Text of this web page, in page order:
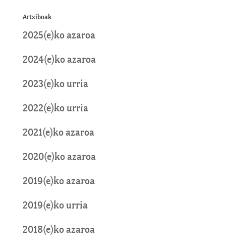
Artxiboak
2025(e)ko azaroa
2024(e)ko azaroa
2023(e)ko urria
2022(e)ko urria
2021(e)ko azaroa
2020(e)ko azaroa
2019(e)ko azaroa
2019(e)ko urria
2018(e)ko azaroa